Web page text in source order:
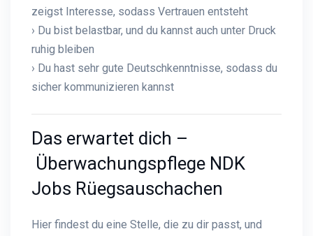
zeigst Interesse, sodass Vertrauen entsteht
› Du bist belastbar, und du kannst auch unter Druck
ruhig bleiben
› Du hast sehr gute Deutschkenntnisse, sodass du
sicher kommunizieren kannst
Das erwartet dich –
Überwachungspflege NDK
Jobs Rüegsauschachen
Hier findest du eine Stelle, die zu dir passt, und